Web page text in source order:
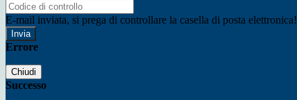
E-mail inviata, si prega di controllare la casella di posta elettronica!
Errore
Chiudi
Successo